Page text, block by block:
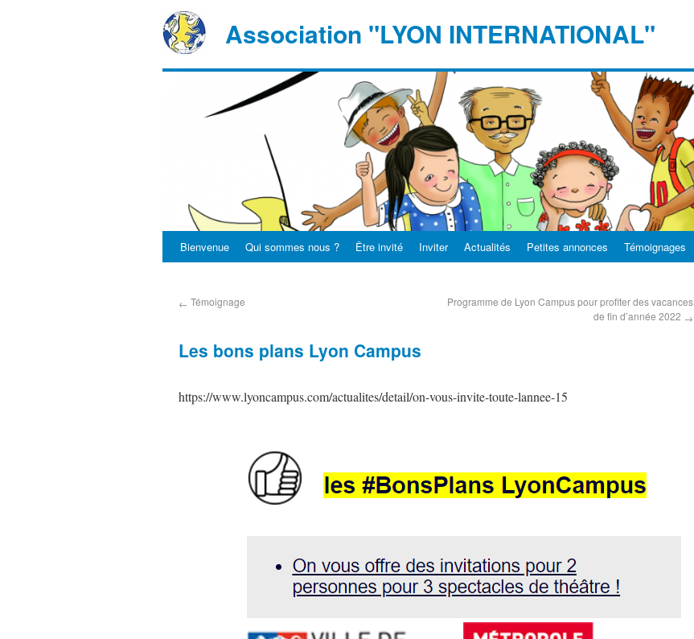
Association "LYON INTERNATIONAL"
Bienvenue Qui sommes nous ? Être invité Inviter Actualités Petites annonces Témoignages
← Témoignage
Programme de Lyon Campus pour profiter des vacances
de fin d’année 2022 →
Les bons plans Lyon Campus
https://www.lyoncampus.com/actualites/detail/on-vous-invite-toute-lannee-15